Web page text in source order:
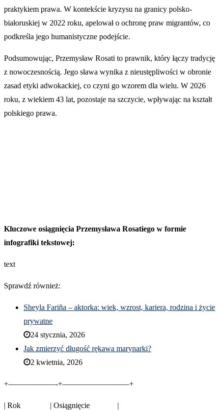
praktykiem prawa. W kontekście kryzysu na granicy polsko-
białoruskiej w 2022 roku, apelował o ochronę praw migrantów, co
podkreśla jego humanistyczne podejście.
Podsumowując, Przemysław Rosati to prawnik, który łączy tradycję
z nowoczesnością. Jego sława wynika z nieustępliwości w obronie
zasad etyki adwokackiej, co czyni go wzorem dla wielu. W 2026
roku, z wiekiem 43 lat, pozostaje na szczycie, wpływając na kształt
polskiego prawa.
Kluczowe osiągnięcia Przemysława Rosatiego w formie
infografiki tekstowej:
text
Sprawdź również:
Sheyla Fariña – aktorka: wiek, wzrost, kariera, rodzina i życie
prywatne
24 stycznia, 2026
Jak zmierzyć długość rękawa marynarki?
2 kwietnia, 2026
+——————-+————————–+
| Rok | Osiągnięcie |